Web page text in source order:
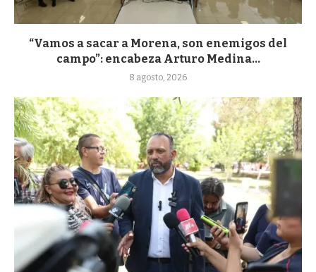
“Vamos a sacar a Morena, son enemigos del
campo”: encabeza Arturo Medina...
8 agosto, 2026